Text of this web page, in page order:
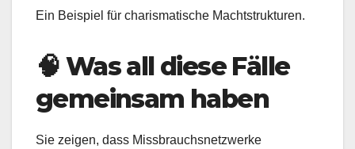
Ein Beispiel für charismatische Machtstrukturen.
🧠 Was all diese Fälle
gemeinsam haben
Sie zeigen, dass Missbrauchsnetzwerke